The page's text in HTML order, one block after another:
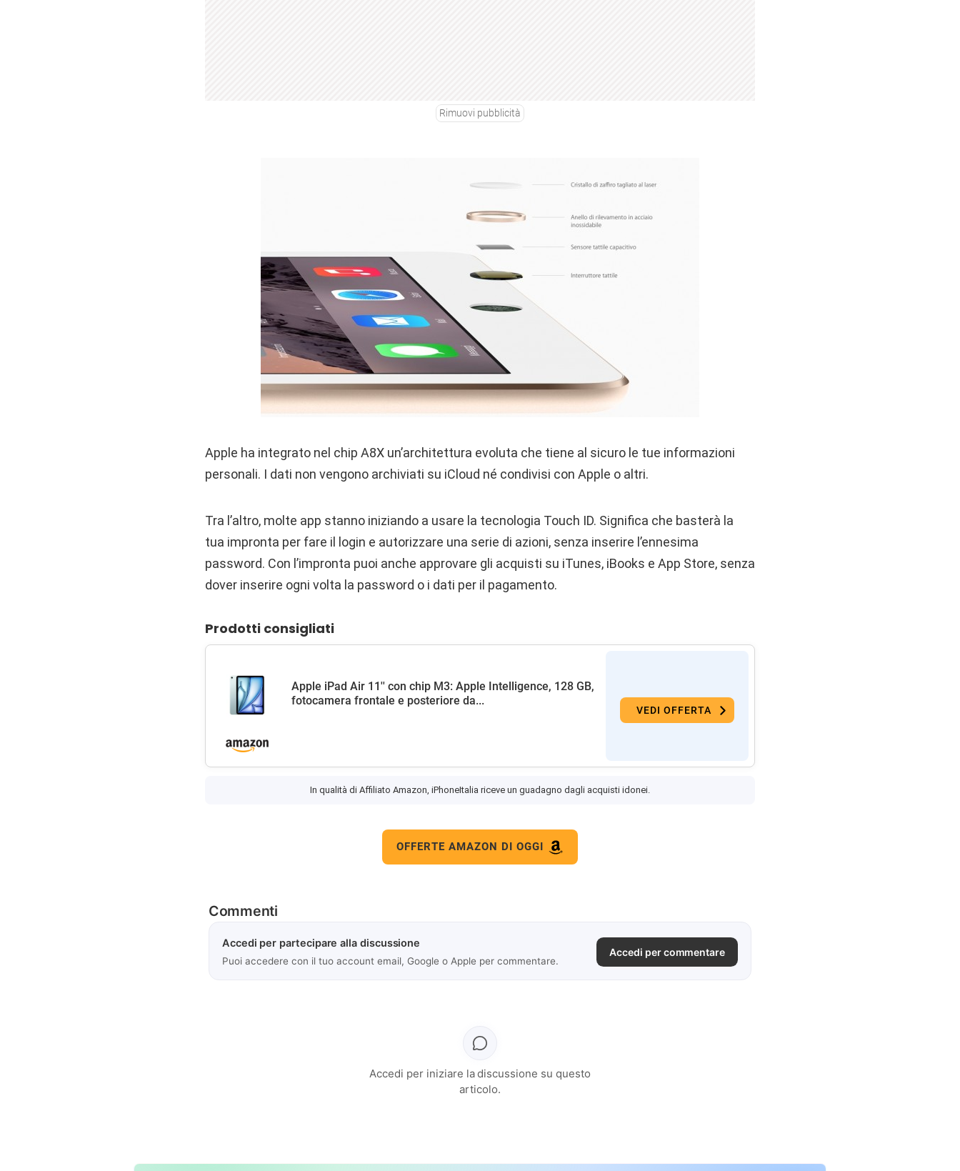
Rimuovi pubblicità
Apple ha integrato nel chip A8X un’architettura evoluta che tiene al sicuro le tue informazioni
personali. I dati non vengono archiviati su iCloud né condivisi con Apple o altri.
Tra l’altro, molte app stanno iniziando a usare la tecnologia Touch ID. Significa che basterà la
tua impronta per fare il login e autorizzare una serie di azioni, senza inserire l’ennesima
password. Con l’impronta puoi anche approvare gli acquisti su iTunes, iBooks e App Store, senza
dover inserire ogni volta la password o i dati per il pagamento.
Prodotti consigliati
Apple iPad Air 11'' con chip M3: Apple Intelligence, 128 GB,
fotocamera frontale e posteriore da...
VEDI OFFERTA
In qualità di Affiliato Amazon, iPhoneItalia riceve un guadagno dagli acquisti idonei.
OFFERTE AMAZON DI OGGI
Commenti
Accedi per partecipare alla discussione
Puoi accedere con il tuo account email, Google o Apple per commentare.
Accedi per commentare
Accedi per iniziare la discussione su questo
articolo.